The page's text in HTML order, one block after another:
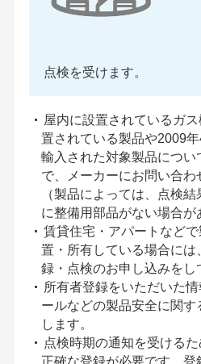
点検を受けます。
屋内に設置されているガ
置されている製品や2009
輸入された対象製品につ
で、メーカーにお問い合わ
（製品によっては、点検
に整備用部品がない場合が
賃貸住宅・アパートなど
置・所有している場合には
録・点検のお申し込みをし
所有者登録をいただいた
ールなどの製品安全に関す
します。
点検時期の通知を受ける
正確な登録が必要です。